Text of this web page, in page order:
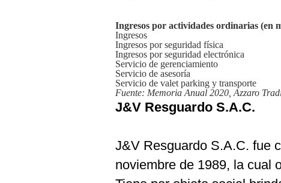
Ingresos por actividades ordinarias (en
Ingresos
Ingresos por seguridad física
Ingresos por seguridad electrónica
Servicio de gerenciamiento
Servicio de asesoría
Servicio de valet parking y transporte
Fuente: Memoria Anual 2020, Azzaro
J&V Resguardo S.A.C.
J&V Resguardo S.A.C. fue
noviembre de 1989, la cual